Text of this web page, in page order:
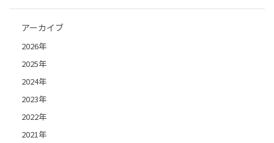
アーカイブ
2026年
2025年
2024年
2023年
2022年
2021年